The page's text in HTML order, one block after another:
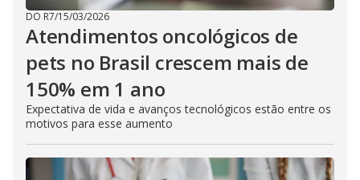
DO R7/15/03/2026
Atendimentos oncológicos de
pets no Brasil crescem mais de
150% em 1 ano
Expectativa de vida e avanços tecnológicos estão entre os
motivos para esse aumento